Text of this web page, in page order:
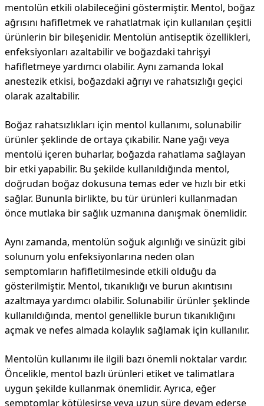
mentolün etkili olabileceğini göstermiştir. Mentol, boğaz
ağrısını hafifletmek ve rahatlatmak için kullanılan çeşitli
ürünlerin bir bileşenidir. Mentolün antiseptik özellikleri,
enfeksiyonları azaltabilir ve boğazdaki tahrişyi
hafifletmeye yardımcı olabilir. Aynı zamanda lokal
anestezik etkisi, boğazdaki ağrıyı ve rahatsızlığı geçici
olarak azaltabilir.
Boğaz rahatsızlıkları için mentol kullanımı, solunabilir
ürünler şeklinde de ortaya çıkabilir. Nane yağı veya
mentolü içeren buharlar, boğazda rahatlama sağlayan
bir etki yapabilir. Bu şekilde kullanıldığında mentol,
doğrudan boğaz dokusuna temas eder ve hızlı bir etki
sağlar. Bununla birlikte, bu tür ürünleri kullanmadan
önce mutlaka bir sağlık uzmanına danışmak önemlidir.
Aynı zamanda, mentolün soğuk algınlığı ve sinüzit gibi
solunum yolu enfeksiyonlarına neden olan
semptomların hafifletilmesinde etkili olduğu da
gösterilmiştir. Mentol, tıkanıklığı ve burun akıntısını
azaltmaya yardımcı olabilir. Solunabilir ürünler şeklinde
kullanıldığında, mentol genellikle burun tıkanıklığını
açmak ve nefes almada kolaylık sağlamak için kullanılır.
Mentolün kullanımı ile ilgili bazı önemli noktalar vardır.
Öncelikle, mentol bazlı ürünleri etiket ve talimatlara
uygun şekilde kullanmak önemlidir. Ayrıca, eğer
semptomlar kötüleşirse veya uzun süre devam ederse